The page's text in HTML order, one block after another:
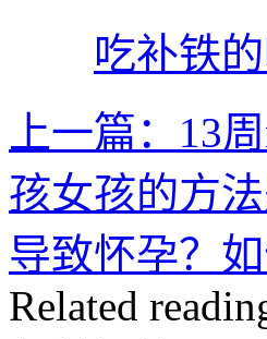
吃补铁
上一篇：13
孩女孩的方法
导致怀孕？如
Related